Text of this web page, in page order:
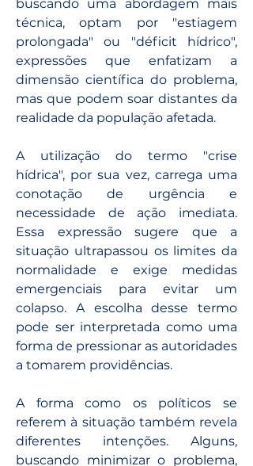
buscando uma abordagem mais
técnica, optam por "estiagem
prolongada" ou "déficit hídrico",
expressões que enfatizam a
dimensão científica do problema,
mas que podem soar distantes da
realidade da população afetada.
A utilização do termo "crise
hídrica", por sua vez, carrega uma
conotação de urgência e
necessidade de ação imediata.
Essa expressão sugere que a
situação ultrapassou os limites da
normalidade e exige medidas
emergenciais para evitar um
colapso. A escolha desse termo
pode ser interpretada como uma
forma de pressionar as autoridades
a tomarem providências.
A forma como os políticos se
referem à situação também revela
diferentes intenções. Alguns,
buscando minimizar o problema,